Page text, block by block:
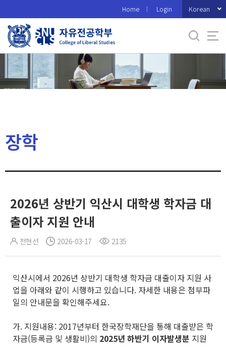
로
메
Home Login Korean
장학
2026년 상반기 익산시 대학생 학자금 대
출이자 지원 안내
전현선 2026-03-17 2135
익산시에서 2026년 상반기 대학생 학자금 대출이자 지원 사
업을 아래와 같이 시행하고 있습니다. 자세한 내용은 첨부파
일의 안내문을 확인해주세요.
가. 지원내용: 2017년부터 한국장학재단을 통해 대출받은 학
자금(등록금 및 생활비)의 2025년 하반기 이자발생분 지원